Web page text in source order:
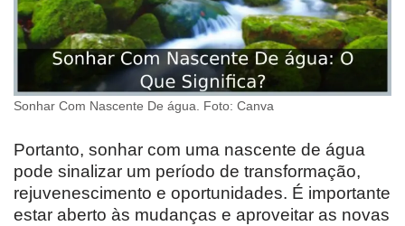
Sonhar Com Nascente De água. Foto: Canva
Portanto, sonhar com uma nascente de água
pode sinalizar um período de transformação,
rejuvenescimento e oportunidades. É importante
estar aberto às mudanças e aproveitar as novas